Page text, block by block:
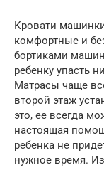
Кровати
комфортные и
бортиками
ребенку упасть
Матрасы чаще
второй этаж
это, ее всегда
настоящая
ребенка не
нужное время.